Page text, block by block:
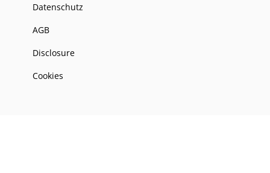
Datenschutz
AGB
Disclosure
Cookies